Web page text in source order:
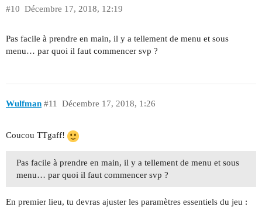
Décembre 17, 2018, 12:19
#10
Pas facile à prendre en main, il y a tellement de menu et sous
menu… par quoi il faut commencer svp ?
Wulfman Décembre 17, 2018, 1:26
#11
Coucou TTgaff!
Pas facile à prendre en main, il y a tellement de menu et sous
menu… par quoi il faut commencer svp ?
En premier lieu, tu devras ajuster les paramètres essentiels du jeu :